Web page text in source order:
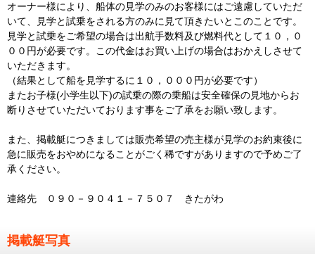
オーナー様により、船体の見学のみのお客様にはご遠慮していただ
いて、見学と試乗をされる方のみに見て頂きたいとこのことです。
見学と試乗をご希望の場合は出航手数料及び燃料代として１０，０
００円が必要です。この代金はお買い上げの場合はおかえしさせて
いただきます。
（結果として船を見学するに１０，０００円が必要です）
またお子様(小学生以下)の試乗の際の乗船は安全確保の見地からお
断りさせていただいております事をご了承をお願い致します。
また、掲載艇につきましては販売希望の売主様が見学のお約束後に
急に販売をおやめになることがごく稀ですがありますので予めご了
承ください。
連絡先 ０９０－９０４１－７５０７ きたがわ
掲載艇写真